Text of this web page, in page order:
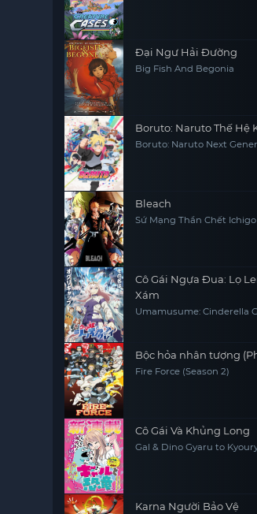
Đại Ngư Hải Đường
Big Fish And Begonia
Boruto: Naruto Thế Hệ
Boruto: Naruto Next
Bleach
Sứ Mạng Thần Chết Ichigo
Cô Gái Ngựa Đua: Lọ
Xám
Umamusume: Cinderella
Bộc hỏa nhân tượng
Fire Force (Season 2)
Cô Gái Và Khủng Long
Gal & Dino Gyaru to
Karna Người Bảo Vệ